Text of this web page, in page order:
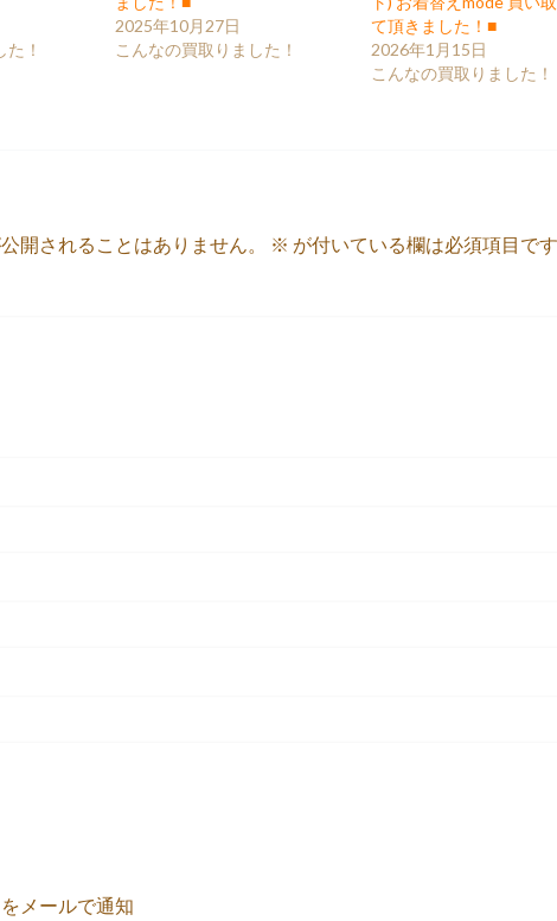
！
2025年10月27日
こんなの買取りました！
て頂きました！■
2026年1月15日
こんなの買取りました！
開されることはありません。 ※ が付いている欄は必須項目です
メールで通知